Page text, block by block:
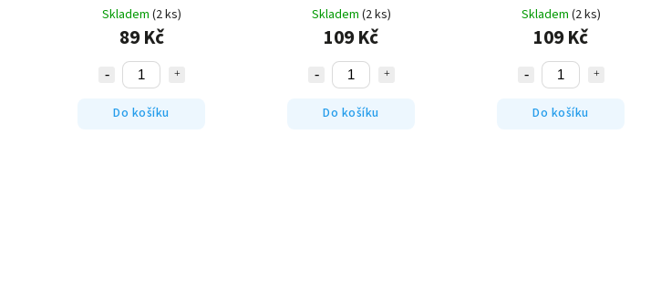
Skladem (2 ks)
89 Kč
Do košíku
Skladem (2 ks)
109 Kč
Do košíku
Skladem (2 ks)
109 Kč
Do košíku